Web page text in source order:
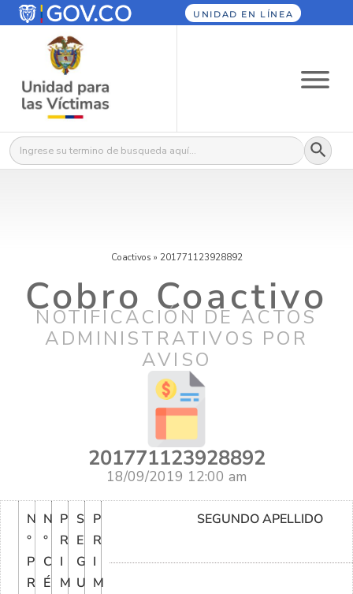
UNIDAD EN LÍNEA
Buscar: Botón
Coactivos » 201771123928892
Cobro Coactivo
NOTIFICACIÓN DE ACTOS
ADMINISTRATIVOS POR
AVISO
201771123928892
18/09/2019 12:00 am
N
°
P
R
N
°
C
É
P
R
I
M
S
E
G
U
P
R
I
M
SEGUNDO APELLIDO